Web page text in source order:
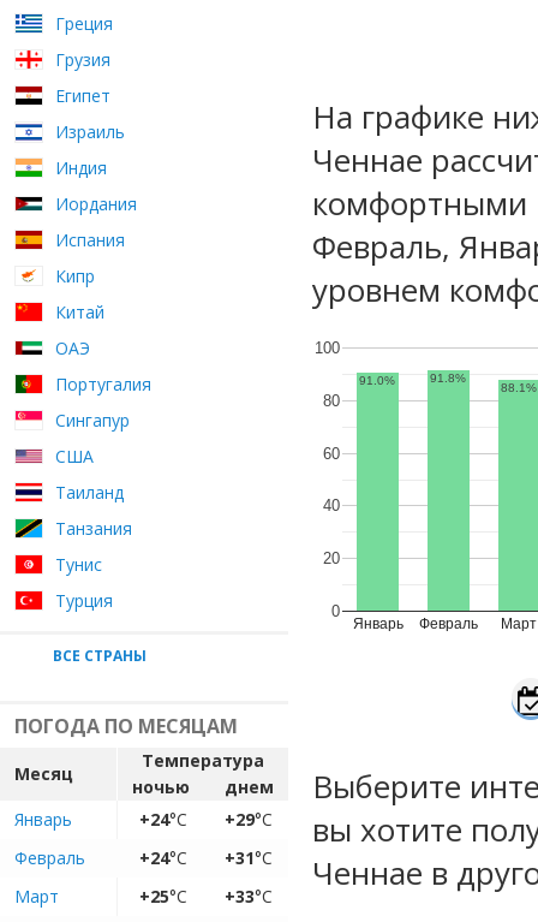
Греция
Грузия
Египет
Израиль
Индия
Иордания
Испания
Кипр
Китай
ОАЭ
Португалия
Сингапур
США
Таиланд
Танзания
Тунис
Турция
ВСЕ СТРАНЫ
ПОГОДА ПО МЕСЯЦАМ
Месяц
Температура
ночью
днем
Январь
+24°C +29°C
Февраль
+24°C +31°C
Март
+25°C +33°C
На графике
Ченнае
комфортными
Февраль,
уровнем
Январь Февраль Март
0
20
40
60
80
100
91.0% 91.8%
88.1%
Выберите
вы хотите
Ченнае в